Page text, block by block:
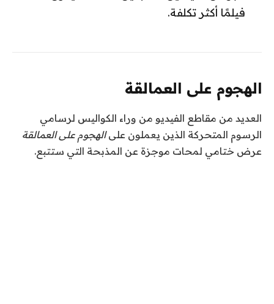
فيلمًا أكثر تكلفة.
الهجوم على العمالقة
العديد من مقاطع الفيديو من وراء الكواليس لرسامي
الرسوم المتحركة الذين يعملون علىالهجوم على العمالقة
عرض ختامي لمحات موجزة عن المذبحة التي ستتبع.